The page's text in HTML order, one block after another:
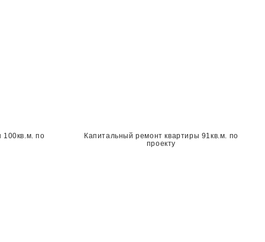
100кв.м. по
Капитальный ремонт квартиры 91кв.м. по
проекту